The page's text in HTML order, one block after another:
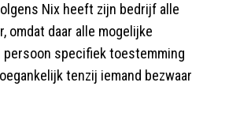
Nix heeft zijn bedrijf alle
omdat daar alle mogelijke
persoon specifiek toestemming
tenzij iemand bezwaar